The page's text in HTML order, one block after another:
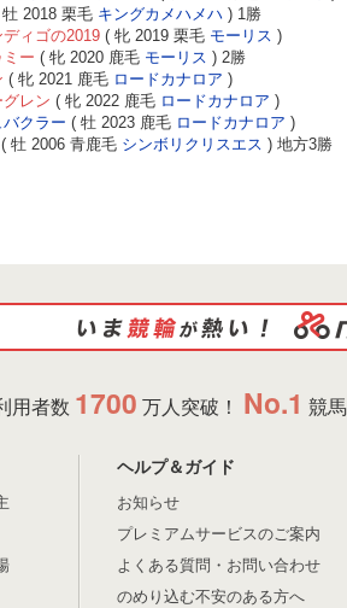
2018 栗毛 キングカメハメハ ) 1勝
ィゴの2019 ( 牝 2019 栗毛 モーリス )
ー ( 牝 2020 鹿毛 モーリス ) 2勝
( 牝 2021 鹿毛 ロードカナロア )
レン ( 牝 2022 鹿毛 ロードカナロア )
クラー ( 牡 2023 鹿毛 ロードカナロア )
( 牡 2006 青鹿毛 シンボリクリスエス ) 地方3勝
用者数 1700 万人突破！ No.1 競
ヘルプ＆ガイド
お知らせ
プレミアムサービスのご案内
よくある質問・お問い合わせ
のめり込む不安のある方へ